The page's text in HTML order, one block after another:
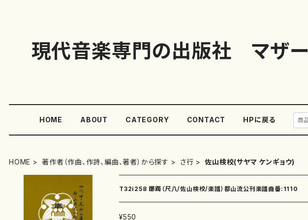
現代音楽専門の出版社 マザ
HOME ABOUT CATEGORY CONTACT HPに戻る
HOME 著作者（作曲、作詩、編曲、著者）から探す さ行 佐山検校(サヤマ ケンギョウ)
T32i258 躑躅（尺八/佐山検校/楽譜）都山流公刊楽譜曲番:1110
¥550